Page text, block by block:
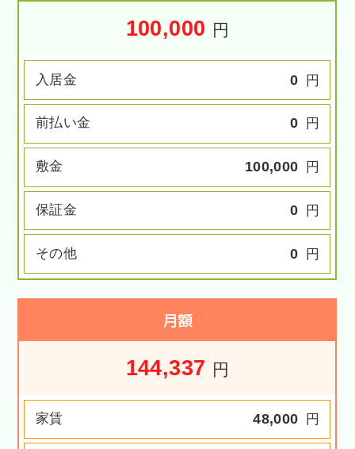
100,000 円
入居金 0 円
前払い金 0 円
敷金 100,000 円
保証金 0 円
その他 0 円
月額
144,337 円
家賃 48,000 円